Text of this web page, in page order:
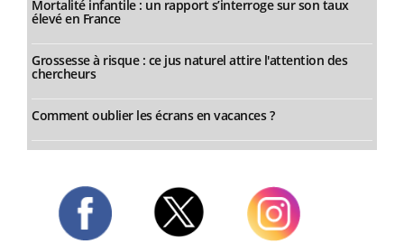
Mortalité infantile : un rapport s’interroge sur son taux
élevé en France
Grossesse à risque : ce jus naturel attire l'attention des
chercheurs
Comment oublier les écrans en vacances ?